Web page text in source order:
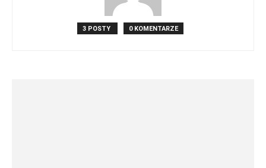
3 POSTY 0 KOMENTARZE